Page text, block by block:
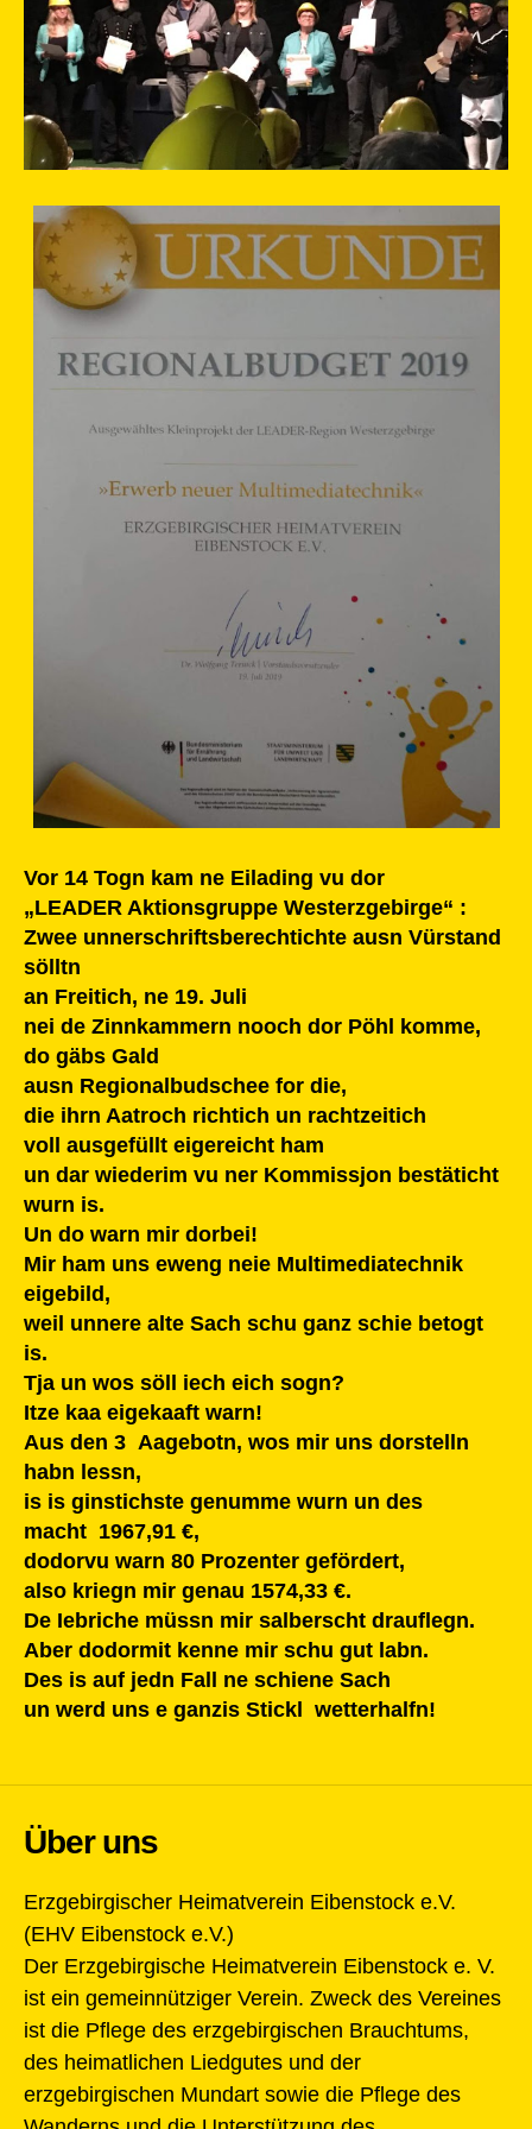
Vor 14 Togn kam ne Eilading vu dor
„LEADER Aktionsgruppe Westerzgebirge“ :
Zwee unnerschriftsberechtichte ausn Vürstand
sölltn
an Freitich, ne 19. Juli
nei de Zinnkammern nooch dor Pöhl komme,
do gäbs Gald
ausn Regionalbudschee for die,
die ihrn Aatroch richtich un rachtzeitich
voll ausgefüllt eigereicht ham
un dar wiederim vu ner Kommissjon bestäticht
wurn is.
Un do warn mir dorbei!
Mir ham uns eweng neie Multimediatechnik
eigebild,
weil unnere alte Sach schu ganz schie betogt
is.
Tja un wos söll iech eich sogn?
Itze kaa eigekaaft warn!
Aus den 3 Aagebotn, wos mir uns dorstelln
habn lessn,
is is ginstichste genumme wurn un des
macht 1967,91 €,
dodorvu warn 80 Prozenter gefördert,
also kriegn mir genau 1574,33 €.
De Iebriche müssn mir salberscht drauflegn.
Aber dodormit kenne mir schu gut labn.
Des is auf jedn Fall ne schiene Sach
un werd uns e ganzis Stickl wetterhalfn!
Über uns
Erzgebirgischer Heimatverein Eibenstock e.V.
(EHV Eibenstock e.V.)
Der Erzgebirgische Heimatverein Eibenstock e. V.
ist ein gemeinnütziger Verein. Zweck des Vereines
ist die Pflege des erzgebirgischen Brauchtums,
des heimatlichen Liedgutes und der
erzgebirgischen Mundart sowie die Pflege des